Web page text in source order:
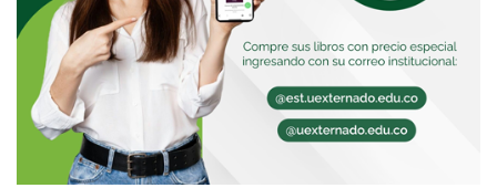
Buscar